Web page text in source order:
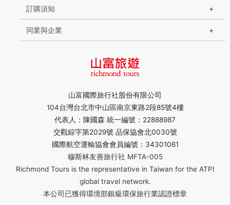
山富國際旅行社股份有限公司
104台灣台北市中山區南京東路2段85號4樓
代表人：陳國森 統一編號：22888987
交觀綜字第2029號 品保協會北0030號
國際航空運輸協會會員編號：34301061
穆斯林友善旅行社 MFTA-005
Richmond Tours is the representative in Taiwan for the ATPI
global travel network.
本公司已獲得環境部銀級環保旅行業認證標章
訂購須知
同業與企業